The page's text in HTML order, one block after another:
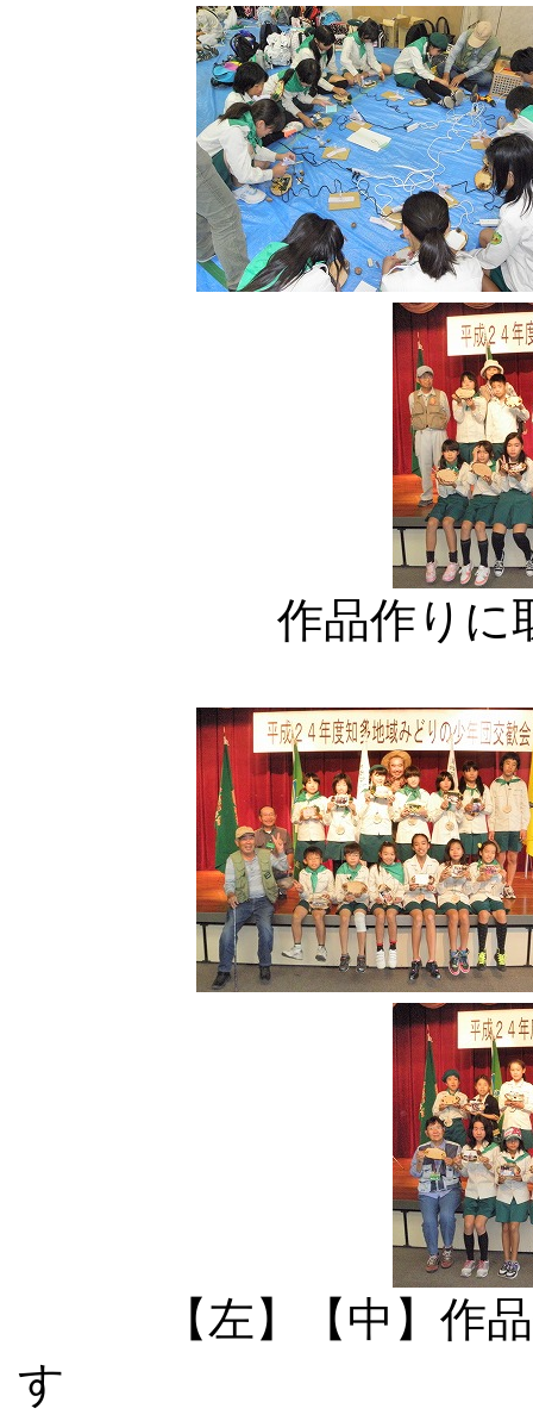
作品作りに
【左】【中】作
す 【右】作